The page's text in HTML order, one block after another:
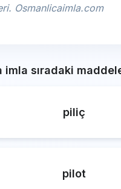
Osmanlicaimla.com
imla sıradaki
piliç
pilot